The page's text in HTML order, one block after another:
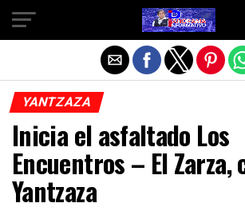
YANTZAZA
Inicia el asfaltado Los
Encuentros – El Zarza,
Yantzaza
Salir de la versión móvil